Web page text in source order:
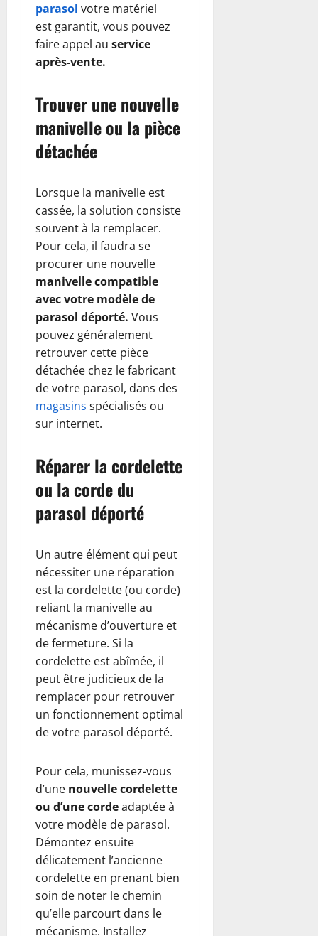
parasol votre matériel
est garantit, vous pouvez
faire appel au service
après-vente.
Trouver une nouvelle
manivelle ou la pièce
détachée
Lorsque la manivelle est
cassée, la solution consiste
souvent à la remplacer.
Pour cela, il faudra se
procurer une nouvelle
manivelle compatible
avec votre modèle de
parasol déporté. Vous
pouvez généralement
retrouver cette pièce
détachée chez le fabricant
de votre parasol, dans des
magasins spécialisés ou
sur internet.
Réparer la cordelette
ou la corde du
parasol déporté
Un autre élément qui peut
nécessiter une réparation
est la cordelette (ou corde)
reliant la manivelle au
mécanisme d’ouverture et
de fermeture. Si la
cordelette est abîmée, il
peut être judicieux de la
remplacer pour retrouver
un fonctionnement optimal
de votre parasol déporté.
Pour cela, munissez-vous
d’une nouvelle cordelette
ou d’une cordeadaptée à
votre modèle de parasol.
Démontez ensuite
délicatement l’ancienne
cordelette en prenant bien
soin de noter le chemin
qu’elle parcourt dans le
mécanisme. Installez